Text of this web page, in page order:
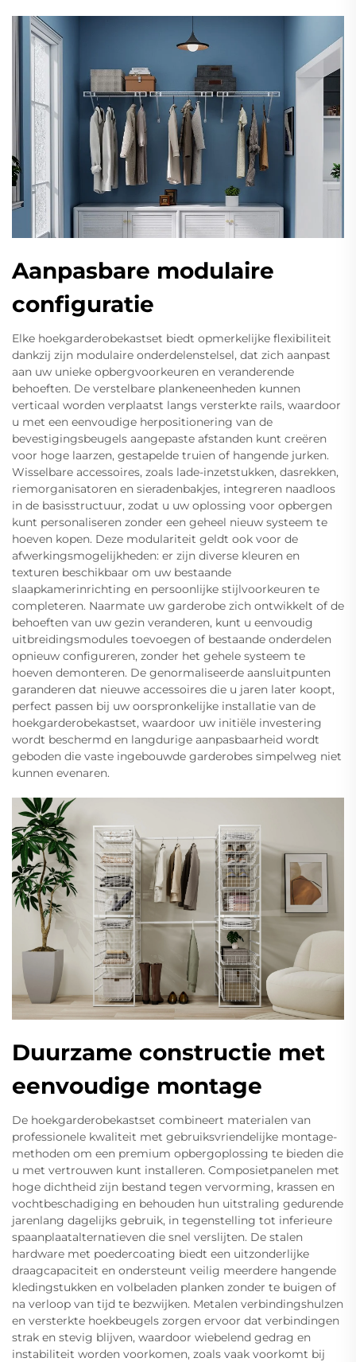
Aanpasbare modulaire
configuratie
Elke hoekgarderobekastset biedt opmerkelijke flexibiliteit
dankzij zijn modulaire onderdelenstelsel, dat zich aanpast
aan uw unieke opbergvoorkeuren en veranderende
behoeften. De verstelbare plankeneenheden kunnen
verticaal worden verplaatst langs versterkte rails, waardoor
u met een eenvoudige herpositionering van de
bevestigingsbeugels aangepaste afstanden kunt creëren
voor hoge laarzen, gestapelde truien of hangende jurken.
Wisselbare accessoires, zoals lade-inzetstukken, dasrekken,
riemorganisatoren en sieradenbakjes, integreren naadloos
in de basisstructuur, zodat u uw oplossing voor opbergen
kunt personaliseren zonder een geheel nieuw systeem te
hoeven kopen. Deze modulariteit geldt ook voor de
afwerkingsmogelijkheden: er zijn diverse kleuren en
texturen beschikbaar om uw bestaande
slaapkamerinrichting en persoonlijke stijlvoorkeuren te
completeren. Naarmate uw garderobe zich ontwikkelt of de
behoeften van uw gezin veranderen, kunt u eenvoudig
uitbreidingsmodules toevoegen of bestaande onderdelen
opnieuw configureren, zonder het gehele systeem te
hoeven demonteren. De genormaliseerde aansluitpunten
garanderen dat nieuwe accessoires die u jaren later koopt,
perfect passen bij uw oorspronkelijke installatie van de
hoekgarderobekastset, waardoor uw initiële investering
wordt beschermd en langdurige aanpasbaarheid wordt
geboden die vaste ingebouwde garderobes simpelweg niet
kunnen evenaren.
Duurzame constructie met
eenvoudige montage
De hoekgarderobekastset combineert materialen van
professionele kwaliteit met gebruiksvriendelijke montage-
methoden om een premium opbergoplossing te bieden die
u met vertrouwen kunt installeren. Composietpanelen met
hoge dichtheid zijn bestand tegen vervorming, krassen en
vochtbeschadiging en behouden hun uitstraling gedurende
jarenlang dagelijks gebruik, in tegenstelling tot inferieure
spaanplaatalternatieven die snel verslijten. De stalen
hardware met poedercoating biedt een uitzonderlijke
draagcapaciteit en ondersteunt veilig meerdere hangende
kledingstukken en volbeladen planken zonder te buigen of
na verloop van tijd te bezwijken. Metalen verbindingshulzen
en versterkte hoekbeugels zorgen ervoor dat verbindingen
strak en stevig blijven, waardoor wiebelend gedrag en
instabiliteit worden voorkomen, zoals vaak voorkomt bij